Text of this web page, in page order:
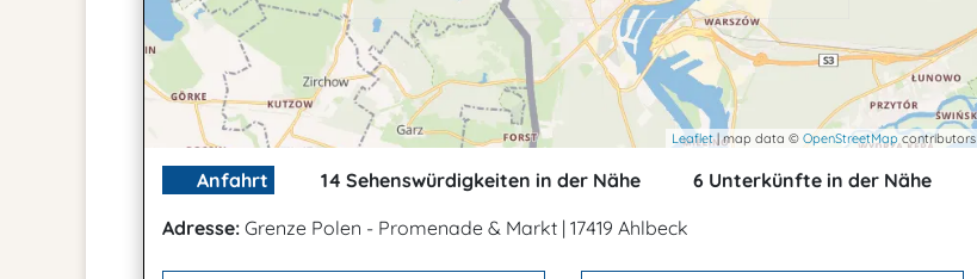
Leaflet| map data © OpenStreetMapcontributors
Anfahrt 14 Sehenswürdigkeiten in der Nähe
6 Unterkünfte in der Nähe
Adresse: Grenze Polen - Promenade & Markt | 17419 Ahlbeck